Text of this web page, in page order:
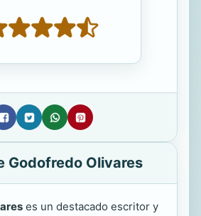
Godofredo Olivares
es un destacado escritor y